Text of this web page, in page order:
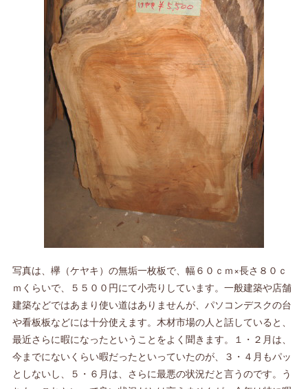
写真は、欅（ケヤキ）の無垢一枚板で、幅６０ｃｍ×長さ８０ｃ
ｍくらいで、５５００円にて小売りしています。一般建築や店舗
建築などではあまり使い道はありませんが、パソコンデスクの台
や看板板などには十分使えます。木材市場の人と話していると、
最近さらに暇になったということをよく聞きます。１・２月は、
今までにないくらい暇だったといっていたのが、３・４月もパッ
としないし、５・６月は、さらに最悪の状況だと言うのです。う